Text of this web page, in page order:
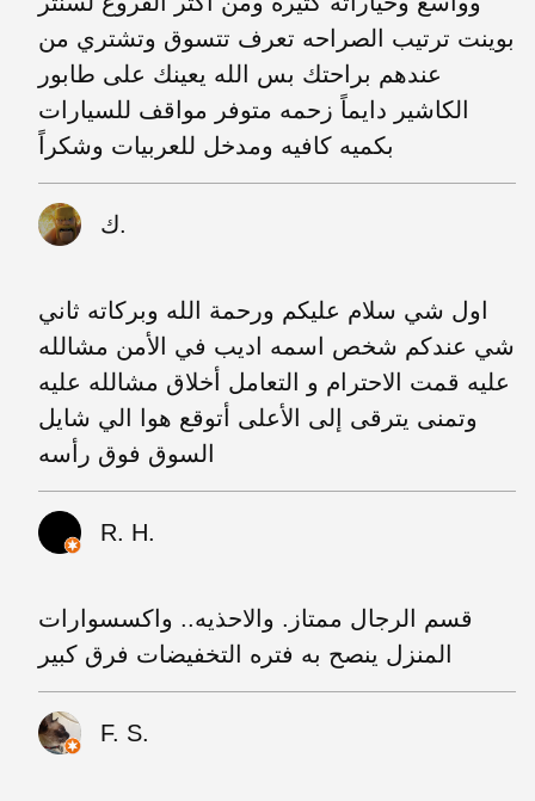
بوينت ترتيب الصراحه تعرف تتسوق وتشتري من
عندهم براحتك بس الله يعينك على طابور
الكاشير دايماً زحمه متوفر مواقف للسيارات
بكميه كافيه ومدخل للعربيات وشكراً
ك.
اول شي سلام عليكم ورحمة الله وبركاته ثاني
شي عندكم شخص اسمه اديب في الأمن مشالله
عليه قمت الاحترام و التعامل أخلاق مشالله عليه
وتمنى يترقى إلى الأعلى أتوقع هوا الي شايل
السوق فوق رأسه
R. H.
قسم الرجال ممتاز. والاحذيه.. واكسسوارات
المنزل ينصح به فتره التخفيضات فرق كبير
F. S.